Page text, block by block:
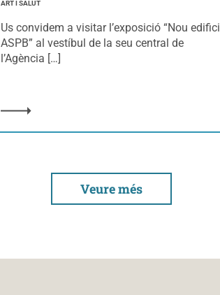
ART I SALUT
Us convidem a visitar l’exposició “Nou edifici
ASPB” al vestíbul de la seu central de
l’Agència […]
Veure més